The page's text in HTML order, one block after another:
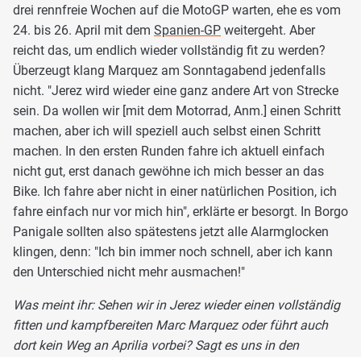
drei rennfreie Wochen auf die MotoGP warten, ehe es vom
24. bis 26. April mit dem Spanien-GP weitergeht. Aber
reicht das, um endlich wieder vollständig fit zu werden?
Überzeugt klang Marquez am Sonntagabend jedenfalls
nicht. "Jerez wird wieder eine ganz andere Art von Strecke
sein. Da wollen wir [mit dem Motorrad, Anm.] einen Schritt
machen, aber ich will speziell auch selbst einen Schritt
machen. In den ersten Runden fahre ich aktuell einfach
nicht gut, erst danach gewöhne ich mich besser an das
Bike. Ich fahre aber nicht in einer natürlichen Position, ich
fahre einfach nur vor mich hin", erklärte er besorgt. In Borgo
Panigale sollten also spätestens jetzt alle Alarmglocken
klingen, denn: "Ich bin immer noch schnell, aber ich kann
den Unterschied nicht mehr ausmachen!"
Was meint ihr: Sehen wir in Jerez wieder einen vollständig
fitten und kampfbereiten Marc Marquez oder führt auch
dort kein Weg an Aprilia vorbei? Sagt es uns in den